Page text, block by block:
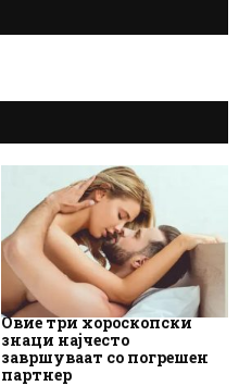
Овие три хороскопски
знаци најчесто
завршуваат со погрешен
партнер